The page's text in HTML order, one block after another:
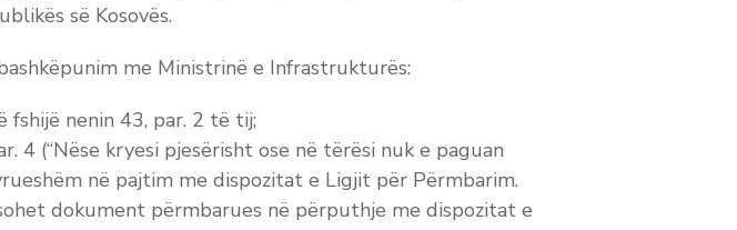
së Kosovës.
me Ministrinë e Infrastrukturës:
nenin 43, par. 2 të tij;
4 (“Nëse kryesi pjesërisht ose në tërësi nuk e paguan
në pajtim me dispozitat e Ligjit për Përmbarim.
dokument përmbarues në përputhje me dispozitat e